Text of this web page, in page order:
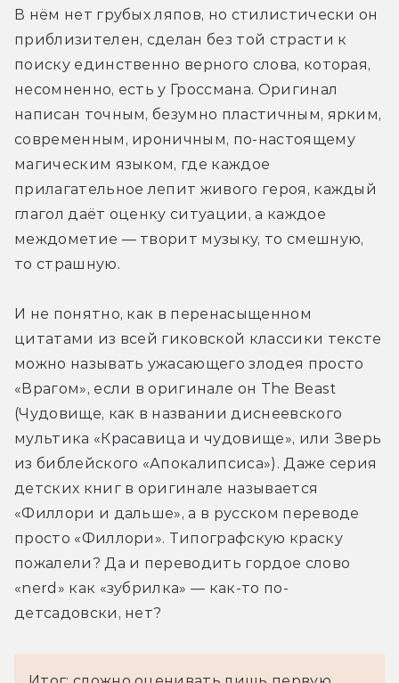
В нём нет грубых ляпов, но стилистически он
приблизителен, сделан без той страсти к
поиску единственно верного слова, которая,
несомненно, есть у Гроссмана. Оригинал
написан точным, безумно пластичным, ярким,
современным, ироничным, по-настоящему
магическим языком, где каждое
прилагательное лепит живого героя, каждый
глагол даёт оценку ситуации, а каждое
междометие — творит музыку, то смешную,
то страшную.
И не понятно, как в перенасыщенном
цитатами из всей гиковской классики тексте
можно называть ужасающего злодея просто
«Врагом», если в оригинале он The Beast
(Чудовище, как в названии диснеевского
мультика «Красавица и чудовище», или Зверь
из библейского «Апокалипсиса»). Даже серия
детских книг в оригинале называется
«Филлори и дальше», а в русском переводе
просто «Филлори». Типографскую краску
пожалели? Да и переводить гордое слово
«nerd» как «зубрилка» — как-то по-
детсадовски, нет?